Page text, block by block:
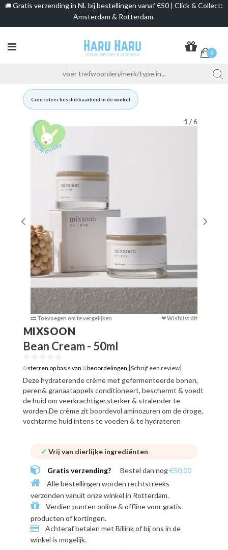
🚚 Gratis verzending in NL bij bestellingen vanaf €50 | Click & Collect:
Amsterdam & Rotterdam.
0
Controleer beschikbaarheid in de winkel
1 / 6
Toevoegen om te vergelijken ❤ Wishlist dit
MIXSOON
Bean Cream - 50ml
0sterren op basis van 0beoordelingen [Schrijf een review]
Deze hydraterende crème met gefermenteerde bonen,
peren& granaatappels conditioneert, beschermt & voedt
de huid om veerkrachtiger,sterker & stralender te
worden.De crème zit boordevol aminozuren om de droge,
vochtarme huid intens te voeden & te hydrateren
✓ Vrij van dierlijke ingrediënten
Gratis verzending? Bestel dan nog€50,00
Alle bestellingen worden rechtstreeks
verzonden vanuit onze winkel in Rotterdam.
Verdien punten online & offline voor gratis
producten of kortingen.
Achteraf betalen met Billink of bij ons in de
winkel is mogelijk.